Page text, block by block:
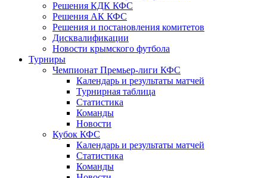
Решения КДК КФС
Решения АК КФС
Решения и постановления комитетов
Дисквалификации
Новости крымского футбола
Турниры
Чемпионат Премьер-лиги КФС
Календарь и результаты матчей
Турнирная таблица
Статистика
Команды
Новости
Кубок КФС
Календарь и результаты матчей
Статистика
Команды